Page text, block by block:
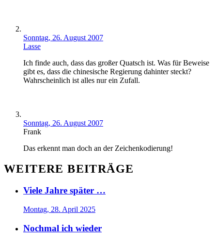
Sonntag, 26. August 2007
Lasse
Ich finde auch, dass das großer Quatsch ist. Was für Beweise
gibt es, dass die chinesische Regierung dahinter steckt?
Wahrscheinlich ist alles nur ein Zufall.
Sonntag, 26. August 2007
Frank
Das erkennt man doch an der Zeichenkodierung!
WEITERE BEITRÄGE
Viele Jahre später …
Montag, 28. April 2025
Nochmal ich wieder